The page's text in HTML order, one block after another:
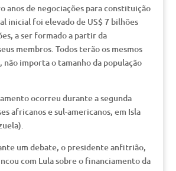
anos de negociações para constituição
inicial foi elevado de US$ 7 bilhões
a ser formado a partir da
membros. Todos terão os mesmos
importa o tamanho da população
ocorreu durante a segunda
africanos e sul-americanos, em Isla
um debate, o presidente anfitrião,
com Lula sobre o financiamento da